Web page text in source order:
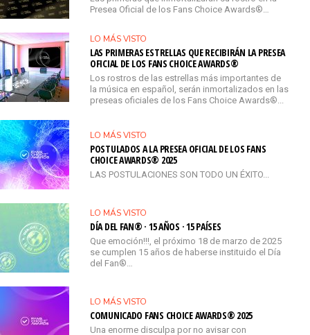
Presea Oficial de los Fans Choice Awards®…
LO MÁS VISTO
LAS PRIMERAS ESTRELLAS QUE RECIBIRÁN LA PRESEA
OFICIAL DE LOS FANS CHOICE AWARDS®
Los rostros de las estrellas más importantes de
la música en español, serán inmortalizados en las
preseas oficiales de los Fans Choice Awards®...
LO MÁS VISTO
POSTULADOS A LA PRESEA OFICIAL DE LOS FANS
CHOICE AWARDS® 2025
LAS POSTULACIONES SON TODO UN ÉXITO...
LO MÁS VISTO
DÍA DEL FAN® · 15 AÑOS · 15 PAÍSES
Que emoción!!!, el próximo 18 de marzo de 2025
se cumplen 15 años de haberse instituido el Día
del Fan®…
LO MÁS VISTO
COMUNICADO FANS CHOICE AWARDS® 2025
Una enorme disculpa por no avisar con